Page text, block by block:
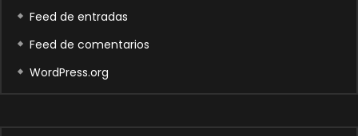
Feed de entradas
Feed de comentarios
WordPress.org